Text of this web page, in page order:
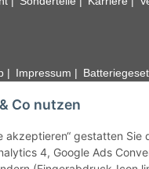
Co nutzen
akzeptieren“ gestatten
4, Google Ads
Impressum
unseren